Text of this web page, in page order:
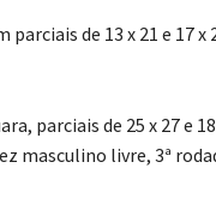
de 13 x 21 e 17 x
parciais de 25 x 27 e 18
masculino livre, 3ª